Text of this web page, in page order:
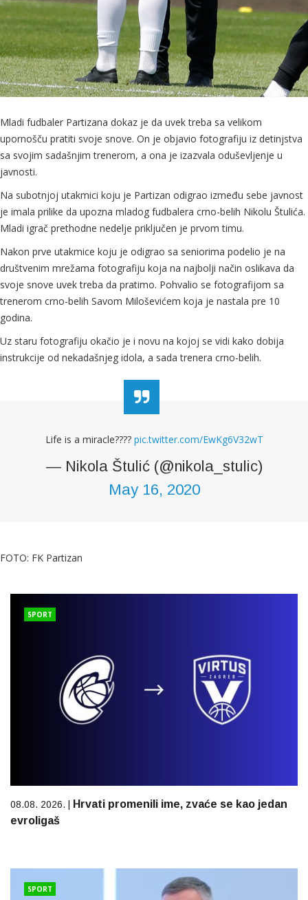
Mladi fudbaler Partizana dokaz je da uvek treba sa velikom
upornošču pratiti svoje snove. On je objavio fotografiju iz detinjstva
sa svojim sadašnjim trenerom, a ona je izazvala oduševljenje u
javnosti.
Na subotnjoj utakmici koju je Partizan odigrao između sebe javnost
je imala prilike da upozna mladog fudbalera crno-belih Nikolu Štulića.
Mladi igrač prethodne nedelje priključen je prvom timu.
Nakon prve utakmice koju je odigrao sa seniorima podelio je na
društvenim mrežama fotografiju koja na najbolji način oslikava da
svoje snove uvek treba da pratimo. Pohvalio se fotografijom sa
trenerom crno-belih Savom Miloševićem koja je nastala pre 10
godina.
Uz staru fotografiju okačio je i novu na kojoj se vidi kako dobija
instrukcije od nekadašnjeg idola, a sada trenera crno-belih.
Life is a miracle???? pic.twitter.com/EwKg6V32wT
— Nikola Štulić (@nikola_stulic)
May 16, 2020
FOTO: FK Partizan
SPORT
08.08. 2026. |
Hrvati promenili ime, zvaće se kao jedan
evroligaš
SPORT